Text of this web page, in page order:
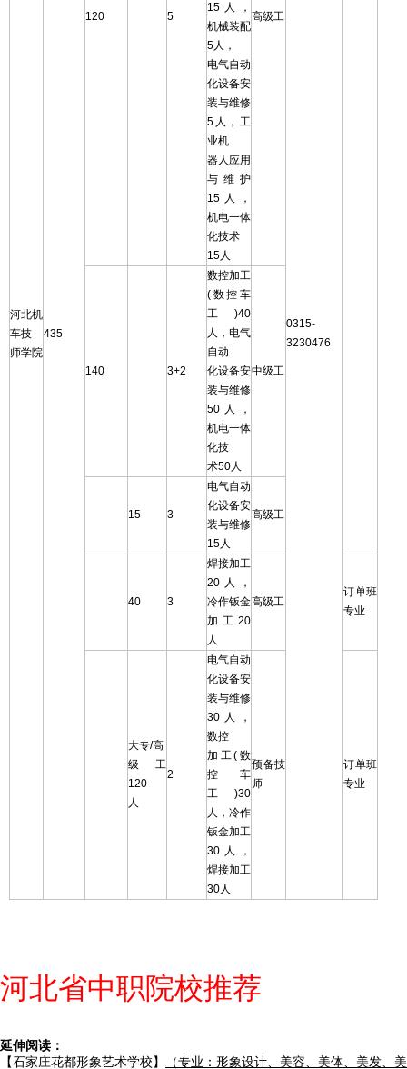
河北机
车技
师学院
435
120 5
15人，
机械装配
5人，
电气自动
化设备安
装与维修
5人，工
业机
器人应用
与维护
15人，
机电一体
化技术
15人
高级工
0315-
3230476
140 3+2
数控加工
(数控车
工)40
人，电气
自动
化设备安
装与维修
50人，
机电一体
化技
术50人
中级工
15 3
电气自动
化设备安
装与维修
15人
高级工
40 3
焊接加工
20人，
冷作钣金
加工20
人
高级工
订单班
专业
大专/高
级工
120
人
2
电气自动
化设备安
装与维修
30人，
数控
加工(数
控车
工)30
人，冷作
钣金加工
30人，
焊接加工
30人
预备技
师
订单班
专业
河北省中职院校推荐
延伸阅读：
【石家庄花都形象艺术学校】
（专业：形象设计、美容、美体、美发、美